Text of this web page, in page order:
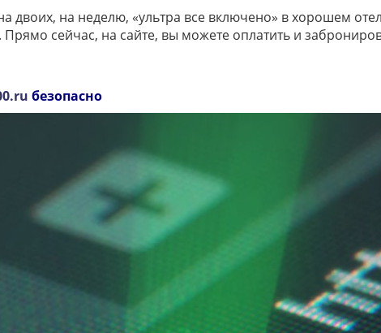
двоих, на неделю, «ультра все включено» в хорошем
сейчас, на сайте, вы можете оплатить и
безопасно